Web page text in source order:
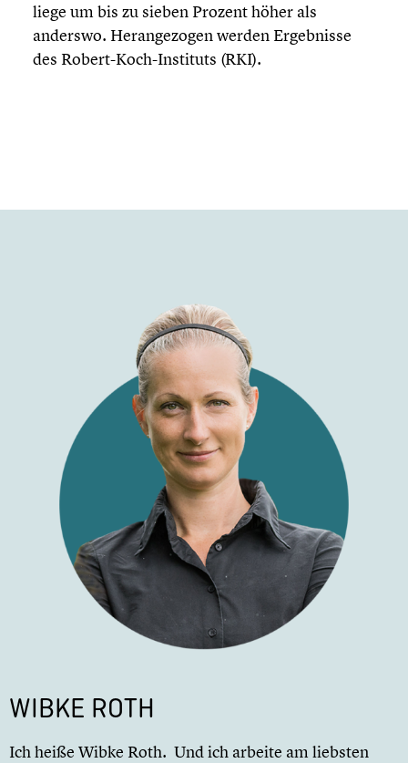
liege um bis zu sieben Prozent höher als
anderswo. Heran­ge­zo­gen werden Ergeb­nisse
des Robert-Koch-Instituts (RKI).
WIBKE ROTH
Ich heiße Wibke Roth. Und ich arbeite am liebsten